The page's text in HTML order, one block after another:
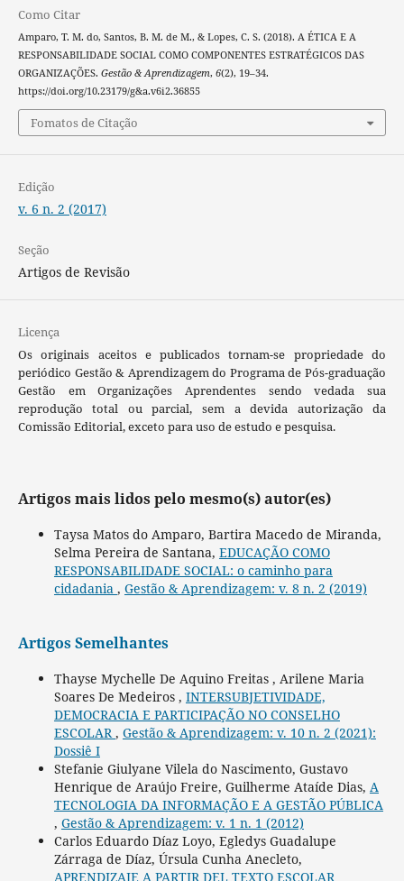
Como Citar
Amparo, T. M. do, Santos, B. M. de M., & Lopes, C. S. (2018). A ÉTICA E A
RESPONSABILIDADE SOCIAL COMO COMPONENTES ESTRATÉGICOS DAS
ORGANIZAÇÕES. Gestão & Aprendizagem, 6(2), 19–34.
https://doi.org/10.23179/g&a.v6i2.36855
Fomatos de Citação
Edição
v. 6 n. 2 (2017)
Seção
Artigos de Revisão
Licença
Os originais aceitos e publicados tornam-se propriedade do
periódico Gestão & Aprendizagem do Programa de Pós-graduação
Gestão em Organizações Aprendentes sendo vedada sua
reprodução total ou parcial, sem a devida autorização da
Comissão Editorial, exceto para uso de estudo e pesquisa.
Artigos mais lidos pelo mesmo(s) autor(es)
Taysa Matos do Amparo, Bartira Macedo de Miranda,
Selma Pereira de Santana, EDUCAÇÃO COMO
RESPONSABILIDADE SOCIAL: o caminho para
cidadania , Gestão & Aprendizagem: v. 8 n. 2 (2019)
Artigos Semelhantes
Thayse Mychelle De Aquino Freitas , Arilene Maria
Soares De Medeiros , INTERSUBJETIVIDADE,
DEMOCRACIA E PARTICIPAÇÃO NO CONSELHO
ESCOLAR, Gestão & Aprendizagem: v. 10 n. 2 (2021):
Dossiê I
Stefanie Giulyane Vilela do Nascimento, Gustavo
Henrique de Araújo Freire, Guilherme Ataíde Dias, A
TECNOLOGIA DA INFORMAÇÃO E A GESTÃO PÚBLICA
, Gestão & Aprendizagem: v. 1 n. 1 (2012)
Carlos Eduardo Díaz Loyo, Egledys Guadalupe
Zárraga de Díaz, Úrsula Cunha Anecleto,
APRENDIZAJE A PARTIR DEL TEXTO ESCOLAR